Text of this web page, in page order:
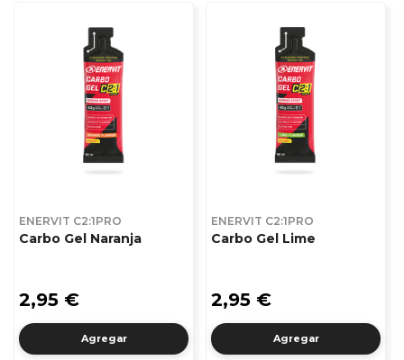
ENERVIT C2:1PRO
Carbo Gel Naranja
2,95 €
Agregar
ENERVIT C2:1PRO
Carbo Gel Lime
2,95 €
Agregar